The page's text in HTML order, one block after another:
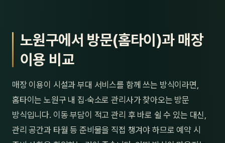
노원구에서 방문(홈타이)과 매장
이용 비교
매장 이용이 시설과 부대 서비스를 함께 쓰는 방식이라면,
홈타이는 노원구 내 집·숙소로 관리사가 찾아오는 방문
방식입니다. 이동 부담이 적고 관리 후 바로 쉴 수 있는 대신,
관리 공간과 타월 등 준비물을 직접 챙겨야 하므로 예약 시